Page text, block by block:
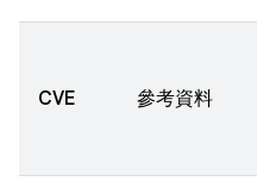
CVE 參考資料